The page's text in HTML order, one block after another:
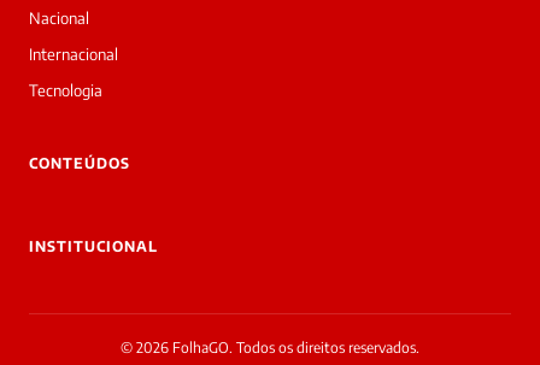
Nacional
Internacional
Tecnologia
CONTEÚDOS
INSTITUCIONAL
© 2026 FolhaGO. Todos os direitos reservados.